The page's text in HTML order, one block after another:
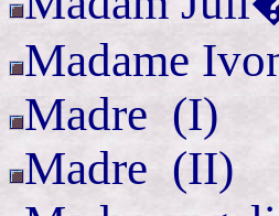
Madame
Madre (I)
Madre (II)